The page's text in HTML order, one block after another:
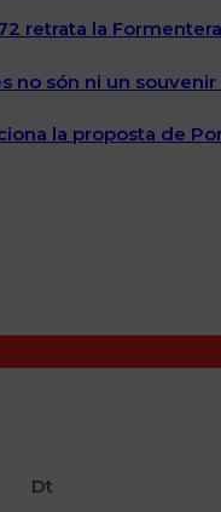
retrata la
no són ni un
la proposta de
Dt